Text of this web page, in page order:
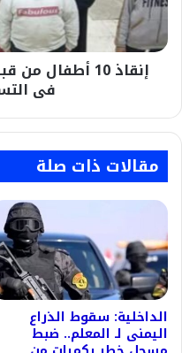
استغلال
الأحداث
فى
التسول
بالقاهرة
إنقاذ 10
فى
مقالات ذات صلة
الداخلية: سقوط الذراع
اليمنى لـ المعلم.. ضبط